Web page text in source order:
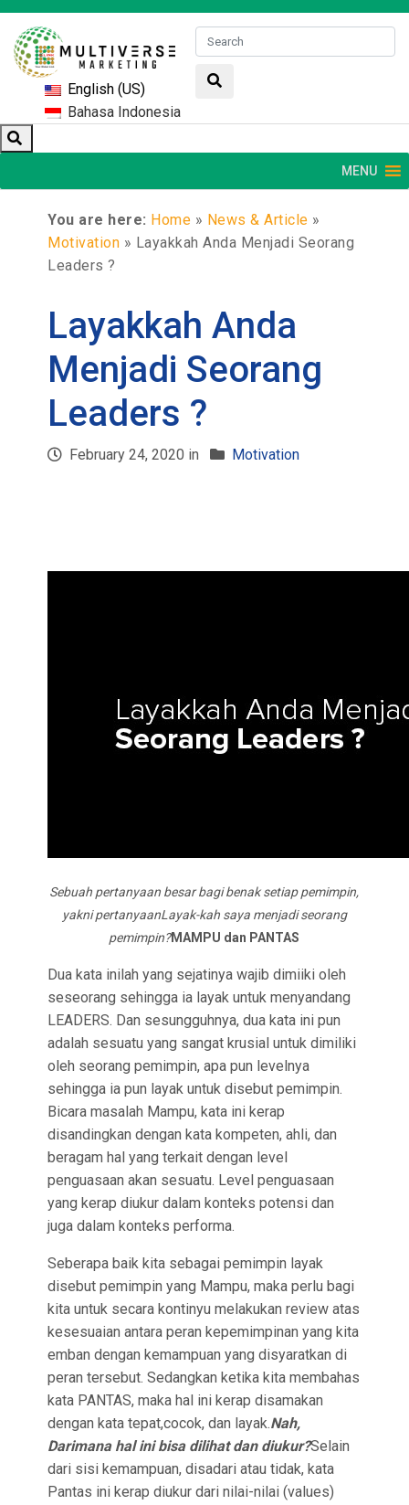
English (US)
Bahasa Indonesia
MENU
You are here: Home » News & Article »
Motivation » Layakkah Anda Menjadi Seorang
Leaders ?
Layakkah Anda
Menjadi Seorang
Leaders ?
February 24, 2020 in Motivation
Sebuah pertanyaan besar bagi benak setiap pemimpin,
yakni pertanyaanLayak-kah saya menjadi seorang
pemimpin?MAMPU dan PANTAS
Dua kata inilah yang sejatinya wajib dimiiki oleh
seseorang sehingga ia layak untuk menyandang
LEADERS. Dan sesungguhnya, dua kata ini pun
adalah sesuatu yang sangat krusial untuk dimiliki
oleh seorang pemimpin, apa pun levelnya
sehingga ia pun layak untuk disebut pemimpin.
Bicara masalah Mampu, kata ini kerap
disandingkan dengan kata kompeten, ahli, dan
beragam hal yang terkait dengan level
penguasaan akan sesuatu. Level penguasaan
yang kerap diukur dalam konteks potensi dan
juga dalam konteks performa.
Seberapa baik kita sebagai pemimpin layak
disebut pemimpin yang Mampu, maka perlu bagi
kita untuk secara kontinyu melakukan review atas
kesesuaian antara peran kepemimpinan yang kita
emban dengan kemampuan yang disyaratkan di
peran tersebut. Sedangkan ketika kita membahas
kata PANTAS, maka hal ini kerap disamakan
dengan kata tepat,cocok, dan layak.Nah,
Darimana hal ini bisa dilihat dan diukur?Selain
dari sisi kemampuan, disadari atau tidak, kata
Pantas ini kerap diukur dari nilai-nilai (values)